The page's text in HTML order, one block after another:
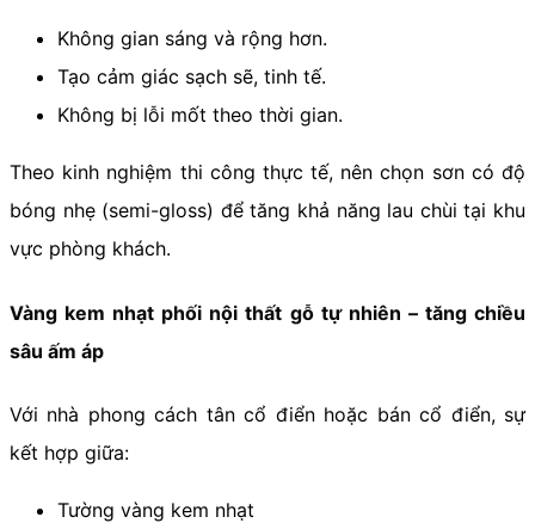
Không gian sáng và rộng hơn.
Tạo cảm giác sạch sẽ, tinh tế.
Không bị lỗi mốt theo thời gian.
Theo kinh nghiệm thi công thực tế, nên chọn sơn có độ
bóng nhẹ (semi-gloss) để tăng khả năng lau chùi tại khu
vực phòng khách.
Vàng kem nhạt phối nội thất gỗ tự nhiên – tăng chiều
sâu ấm áp
Với nhà phong cách tân cổ điển hoặc bán cổ điển, sự
kết hợp giữa:
Tường vàng kem nhạt